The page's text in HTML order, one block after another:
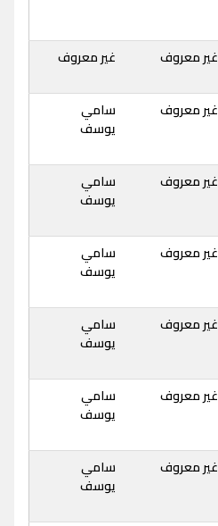
غير معروف غير معروف
غير معروف
سامي
يوسف
غير معروف
سامي
يوسف
غير معروف
سامي
يوسف
غير معروف
سامي
يوسف
غير معروف
سامي
يوسف
غير معروف
سامي
يوسف